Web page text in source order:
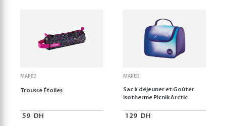
MAPED
Trousse Étoiles
59 DH
MAPED
Sac à déjeuner et Goûter
isotherme Picnik Arctic
129 DH